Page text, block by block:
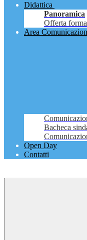
Didattica
Panoramica
Offerta
Area
Bacheca
Open Day
Contatti